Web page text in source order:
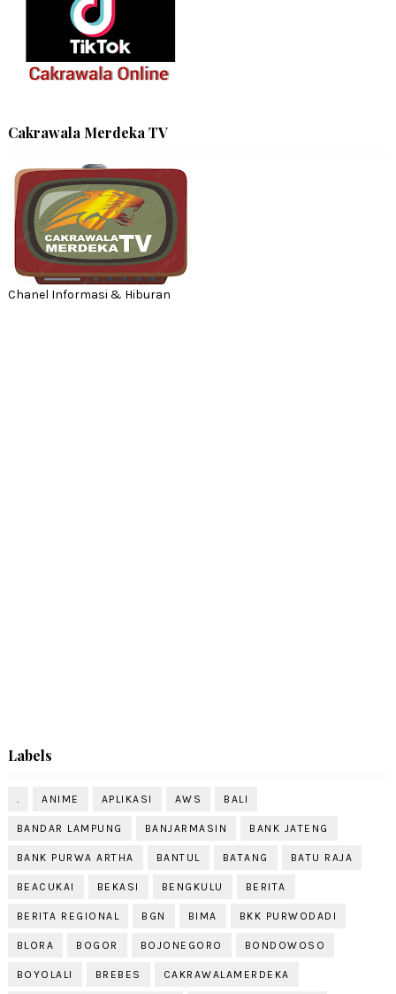
Cakrawala Merdeka TV
Chanel Informasi & Hiburan
Labels
ANIME APLIKASI AWS BALI
BANDAR LAMPUNG BANJARMASIN BANK JATENG
BANK PURWA ARTHA BANTUL BATANG BATU RAJA
BEACUKAI BEKASI BENGKULU BERITA
BERITA REGIONAL BGN BIMA BKK PURWODADI
BLORA BOGOR BOJONEGORO BONDOWOSO
BOYOLALI BREBES CAKRAWALAMERDEKA